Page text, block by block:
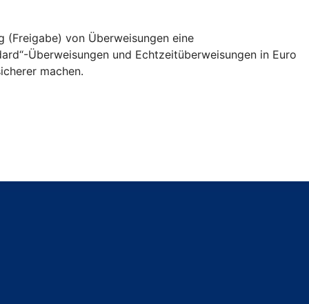
von Überweisungen eine
Überweisungen und Echtzeitüberweisungen in Euro
machen.